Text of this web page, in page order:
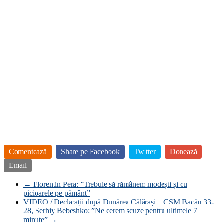
Comentează Share pe Facebook Twitter
Donează
Email
← Florentin Pera: ”Trebuie să rămânem modești și cu
picioarele pe pământ”
VIDEO / Declarații după Dunărea Călărași – CSM Bacău 33-
28, Serhiy Bebeshko: ”Ne cerem scuze pentru ultimele 7
minute” →